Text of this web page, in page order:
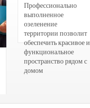
Профессионально
выполненное
озеленение
территории позволит
обеспечить красивое и
функциональное
пространство рядом с
домом